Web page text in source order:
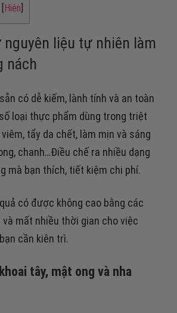
Hiện
liệu tự nhiên làm
nách
có dễ kiếm, lành tính và an toàn
loại thực phẩm dùng trong triệt
tẩy da chết, làm mịn và sáng
chanh…Điều chế ra nhiều dạng
mà bạn thích, tiết kiệm chi phí.
có được không cao bằng các
mất nhiều thời gian cho việc
cần kiên trì.
tây, mật ong và nha